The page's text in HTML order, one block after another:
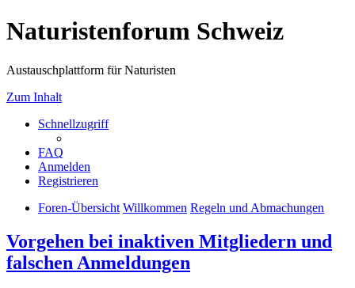
Naturistenforum Schweiz
Austauschplattform für Naturisten
Zum Inhalt
Schnellzugriff
FAQ
Anmelden
Registrieren
Foren-Übersicht Willkommen Regeln und Abmachungen
Vorgehen bei inaktiven Mitgliedern und
falschen Anmeldungen